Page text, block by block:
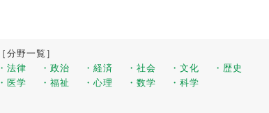
［分野一覧］
・法律
・政治 ・経済 ・社会 ・文化
・歴史
・医学
・福祉 ・心理 ・数学 ・科学